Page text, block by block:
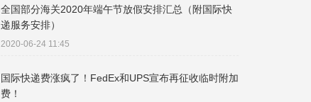
全国部分海关2020年端午节放假安排汇总（附国际快
递服务安排）
2020-06-24 11:45
国际快递费涨疯了！FedEx和UPS宣布再征收临时附加
费！